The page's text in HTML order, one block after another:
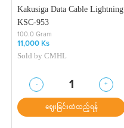
Kakusiga Data Cable Lightning
KSC-953
100.0 Gram
11,000 Ks
Sold byCMHL
- 1
+
ဈေးခြင်းထဲထည့်ရန်